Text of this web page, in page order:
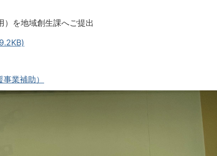
）を地域創生課へご提出
業補助）